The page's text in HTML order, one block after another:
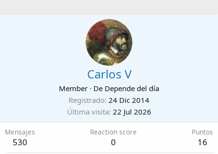
Carlos V
Member · De Depende del día
Registrado 24 Dic 2014
Última visita 22 Jul 2026
Mensajes
530
Reaction score
0
Puntos
16